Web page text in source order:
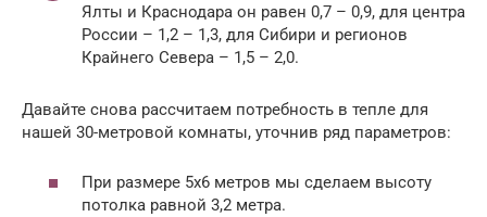
Ялты и Краснодара он равен 0,7 – 0,9, для центра
России – 1,2 – 1,3, для Сибири и регионов
Крайнего Севера – 1,5 – 2,0.
Давайте снова рассчитаем потребность в тепле для
нашей 30-метровой комнаты, уточнив ряд параметров:
При размере 5х6 метров мы сделаем высоту
потолка равной 3,2 метра.